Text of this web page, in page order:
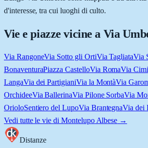
d'interesse, tra cui luoghi di culto.
Vie e piazze vicine a Via
Via RangoneVia Sotto gli OrtiVia TagliataVia
BonaventuraPiazza CastelloVia RomaVia
LangaVia dei PartigianiVia la MontàVia
OrchideeVia BallerinaVia Pilone SorbaVia
OrioloSentiero del LupoVia BrantegnaVia dei
Vedi tutte le vie di Montelupo Albese →
Distanze